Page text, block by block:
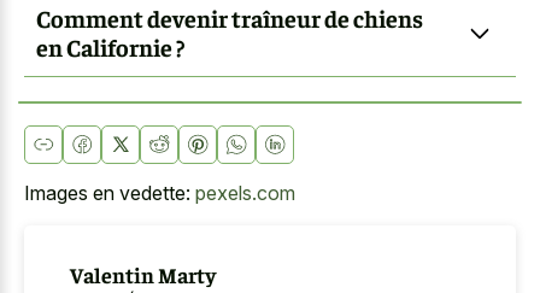
Comment devenir traîneur de chiens
en Californie ?
Images en vedette: pexels.com
Valentin Marty